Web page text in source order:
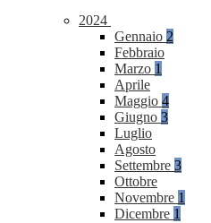
2024
Gennaio 2
Febbraio
Marzo 1
Aprile
Maggio 4
Giugno 3
Luglio
Agosto
Settembre 3
Ottobre
Novembre 1
Dicembre 1